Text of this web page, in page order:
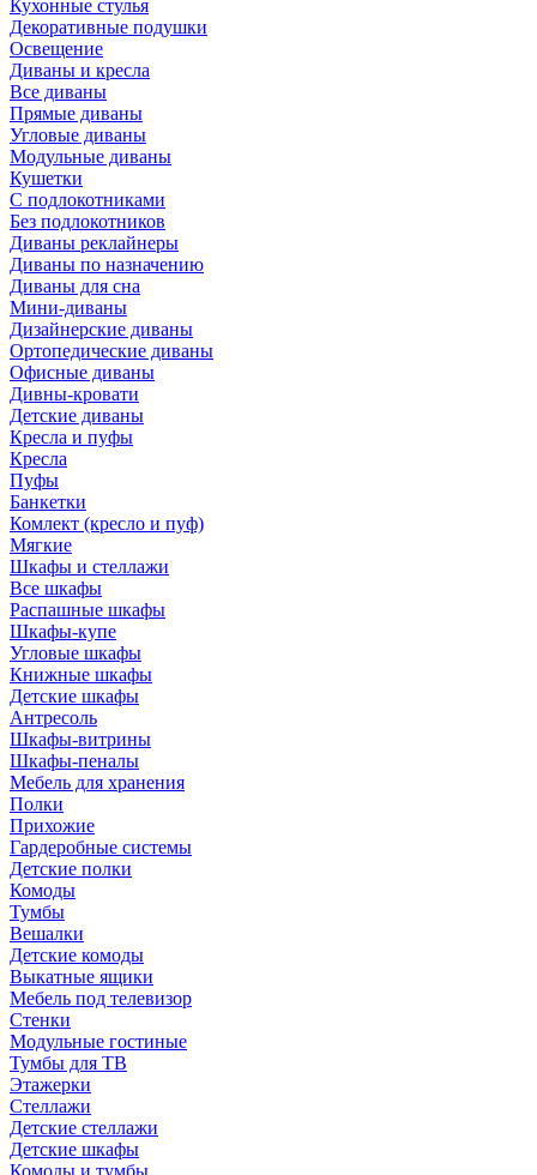
Кухонные стулья
Декоративные подушки
Освещение
Диваны и кресла
Все диваны
Прямые диваны
Угловые диваны
Модульные диваны
Кушетки
С подлокотниками
Без подлокотников
Диваны реклайнеры
Диваны по назначению
Диваны для сна
Мини-диваны
Дизайнерские диваны
Ортопедические диваны
Офисные диваны
Дивны-кровати
Детские диваны
Кресла и пуфы
Кресла
Пуфы
Банкетки
Комлект (кресло и пуф)
Мягкие
Шкафы и стеллажи
Все шкафы
Распашные шкафы
Шкафы-купе
Угловые шкафы
Книжные шкафы
Детские шкафы
Антресоль
Шкафы-витрины
Шкафы-пеналы
Мебель для хранения
Полки
Прихожие
Гардеробные системы
Детские полки
Комоды
Тумбы
Вешалки
Детские комоды
Выкатные ящики
Мебель под телевизор
Стенки
Модульные гостиные
Тумбы для ТВ
Этажерки
Стеллажи
Детские стеллажи
Детские шкафы
Комоды и тумбы